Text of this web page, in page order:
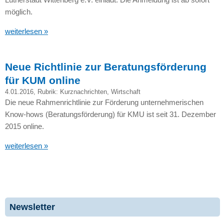
möglich.
weiterlesen »
Neue Richtlinie zur Beratungsförderung
für KUM online
4.01.2016, Rubrik: Kurznachrichten, Wirtschaft
Die neue Rahmenrichtlinie zur Förderung unternehmerischen
Know-hows (Beratungsförderung) für KMU ist seit 31. Dezember
2015 online.
weiterlesen »
Newsletter